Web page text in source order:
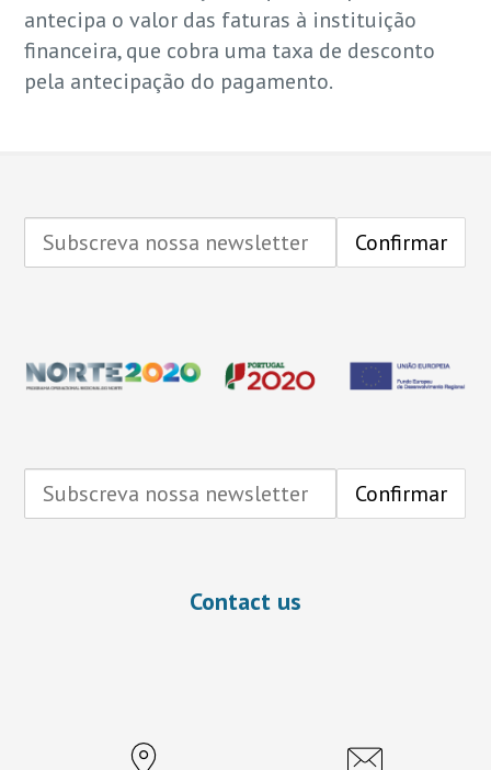
antecipa o valor das faturas à instituição
financeira, que cobra uma taxa de desconto
pela antecipação do pagamento.
Contact us